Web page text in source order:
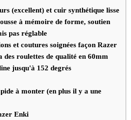
(excellent) et cuir synthétique lisse
à mémoire de forme, soutien
pas réglable
et coutures soignées façon Razer
des roulettes de qualité en 60mm
jusqu'à 152 degrés
à monter (en plus il y a une
Enki